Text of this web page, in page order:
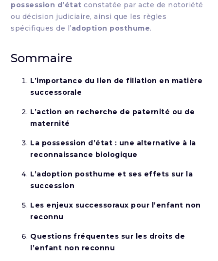
possession d’état constatée par acte de notoriété
ou décision judiciaire, ainsi que les règles
spécifiques de l’adoption posthume.
Sommaire
L’importance du lien de filiation en matière
successorale
L’action en recherche de paternité ou de
maternité
La possession d’état : une alternative à la
reconnaissance biologique
L’adoption posthume et ses effets sur la
succession
Les enjeux successoraux pour l’enfant non
reconnu
Questions fréquentes sur les droits de
l’enfant non reconnu